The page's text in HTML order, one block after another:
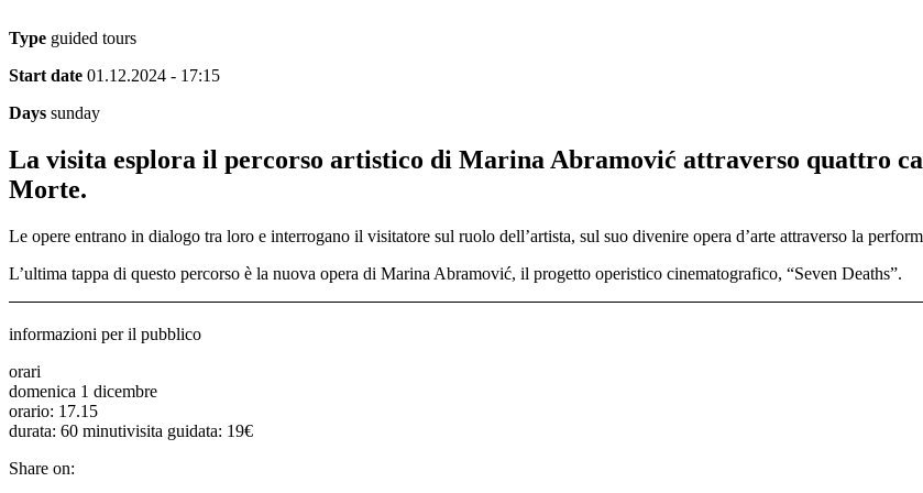
Type guided tours
Start date 01.12.2024 - 17:15
Days sunday
La visita esplora il percorso artistico di Marina Abramović attraverso quattro
Morte.
Le opere entrano in dialogo tra loro e interrogano il visitatore sul ruolo dell’artista, sul suo divenire opera d’arte attraverso la
L’ultima tappa di questo percorso è la nuova opera di Marina Abramović, il progetto operistico cinematografico, “Seven Deaths”.
informazioni per il pubblico
orari
domenica 1 dicembre
orario: 17.15
durata: 60 minutivisita guidata: 19€
Share on: